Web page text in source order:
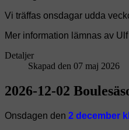
Vi träffas onsdagar udda
Mer information lämnas av
Detaljer
Skapad den 07 maj 2026
2026-12-02
Onsdagen den 2 december